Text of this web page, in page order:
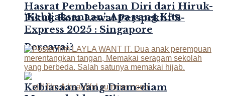
‘Kebijaksanaan’: Apa yang Kita
Percayai?
Hasrat Pembebasan Diri dari Hiruk-
Pikuk Kota Lewat Perspektif S-
Express 2025 : Singapore
Kebiasaan Yang Diam-diam